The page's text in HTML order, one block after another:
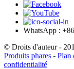
WhatsApp :
© Droits d'auteur -
Produits phares - Plan
confidentialité